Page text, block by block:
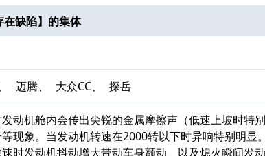
在缺陷】的集体
迈腾、 大众CC、 探岳
动机舱内会传出尖锐的金属摩擦声（低速上坡时特
现象。当发动机转速在2000转以下时异响特别明显
时发动机抖动增大带动车身颤动、以及熄火瞬间发动